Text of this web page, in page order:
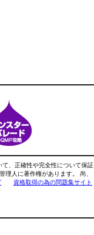
、正確性や完全性について保証
理人に著作権があります。 尚、
資格取得の為の問題集サイト